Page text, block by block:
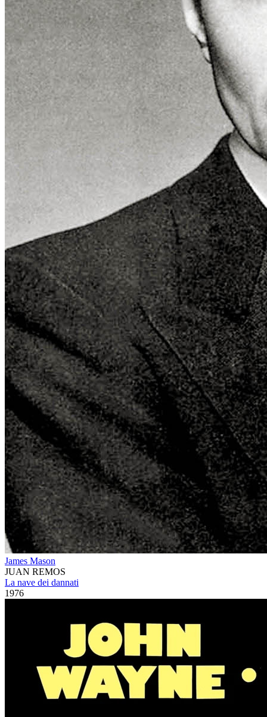
James Mason
JUAN REMOS
La nave dei dannati
1976